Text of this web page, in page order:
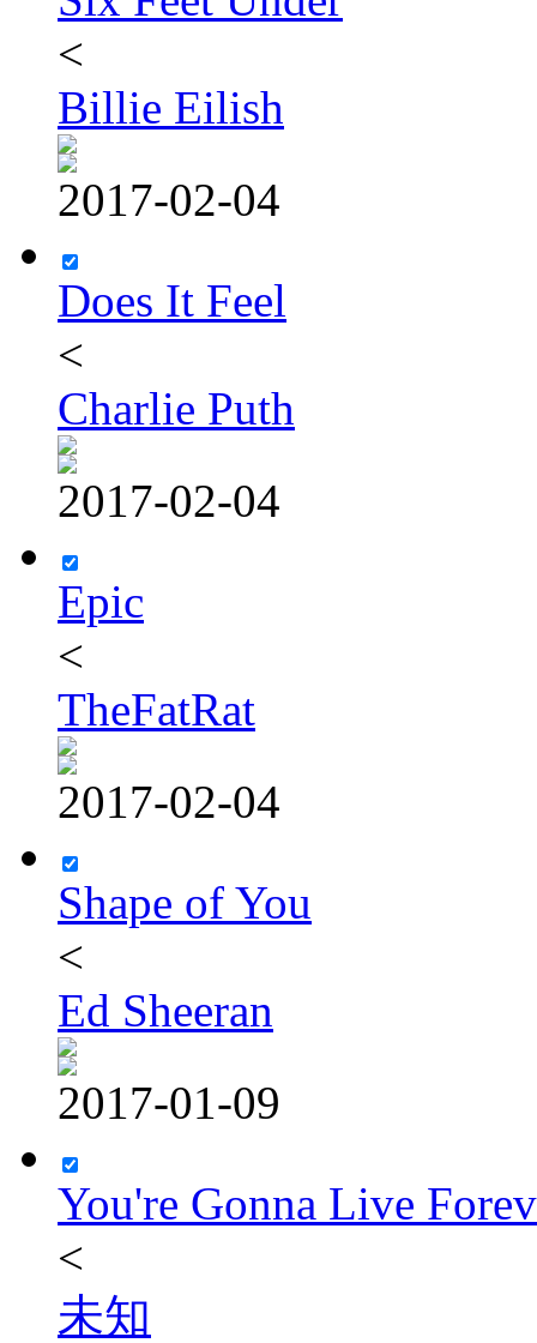
<
Billie Eilish
2017-02-04
Does It Feel
<
Charlie Puth
2017-02-04
Epic
<
TheFatRat
2017-02-04
Shape of You
<
Ed Sheeran
2017-01-09
You're Gonna Live
<
未知